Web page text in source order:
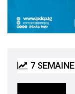
7 SEMAINE